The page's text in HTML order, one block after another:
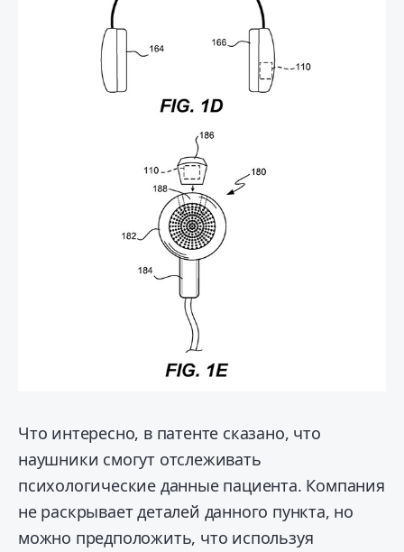
Что интересно, в патенте сказано, что
наушники смогут отслеживать
психологические данные пациента. Компания
не раскрывает деталей данного пункта, но
можно предположить, что используя